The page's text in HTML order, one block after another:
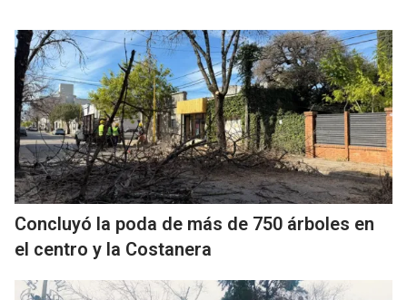
Concluyó la poda de más de 750 árboles en
el centro y la Costanera